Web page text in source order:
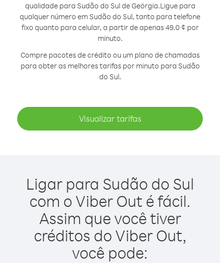
qualidade para Sudão do Sul de Geórgia.Ligue para
qualquer número em Sudão do Sul, tanto para telefone
fixo quanto para celular, a partir de apenas 49.0 ¢ por
minuto.
Compre pacotes de crédito ou um plano de chamadas
para obter as melhores tarifas por minuto para Sudão
do Sul.
Visualizar tarifas
Ligar para Sudão do Sul
com o Viber Out é fácil.
Assim que você tiver
créditos do Viber Out,
você pode: